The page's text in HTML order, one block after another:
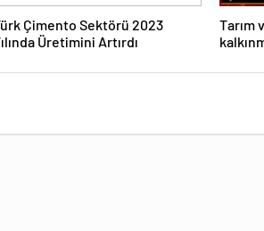
Çimento Sektörü 2023
Üretimini Artırdı
Tarım